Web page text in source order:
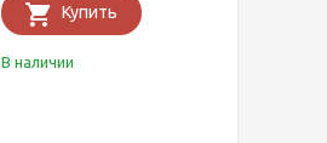
Купить
В наличии